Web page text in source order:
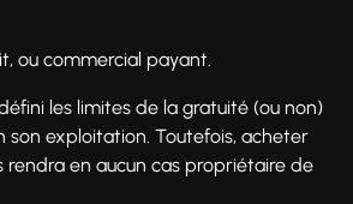
ou commercial payant.
les limites de la gratuité (ou non)
son exploitation. Toutefois, acheter
rendra en aucun cas propriétaire de